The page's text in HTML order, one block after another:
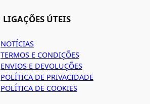
LIGAÇÕES ÚTEIS
NOTÍCIAS
TERMOS E CONDIÇÕES
ENVIOS E DEVOLUÇÕES
POLÍTICA DE PRIVACIDADE
POLÍTICA DE COOKIES